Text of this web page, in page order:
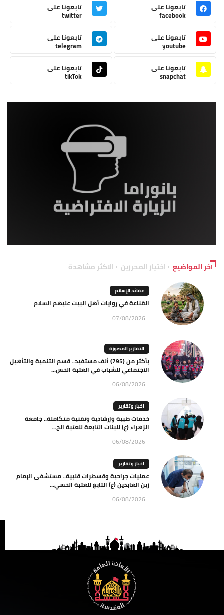
تابعونا على
facebook
تابعونا على
twitter
تابعونا على
youtube
تابعونا على
telegram
تابعونا على
snapchat
تابعونا على
tikTok
آخر المواضيع اختيار المحررين الاكثر مشاهدة
عقائد الإسلام
القناعة في روايات أهل البيت عليهم السلام
07/08/2026
التقارير المصورة
بأكثر من (795) ألف مستفيد.. قسم التنمية والتأهيل
الاجتماعي للشباب في العتبة الحس...
06/08/2026
اخبار وتقارير
خدمات طبية وإرشادية وتقنية متكاملة.. جامعة
الزهراء (ع) للبنات التابعة للعتبة الح...
06/08/2026
اخبار وتقارير
عمليات جراحية وقسطرات قلبية.. مستشفى الإمام
زين العابدين (ع) التابع للعتبة الحسي...
06/08/2026